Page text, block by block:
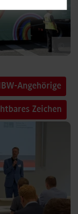
Angehörige
Zeichen